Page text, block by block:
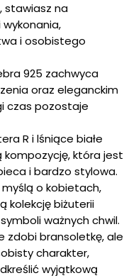
stawiasz na
wykonania,
i osobistego
925 zachwyca
oraz eleganckim
czas pozostaje
R i lśniące białe
kompozycję, która jest
i bardzo stylowa.
o kobietach,
kolekcję biżuterii
ważnych chwil.
zdobi bransoletkę, ale
charakter,
wyjątkową